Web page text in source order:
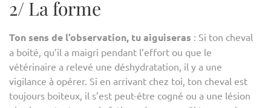
2/ La forme
Ton sens de l’observation, tu aiguiseras : Si ton cheval
a boité, qu’il a maigri pendant l’effort ou que le
vétérinaire a relevé une déshydratation, il y a une
vigilance à opérer. Si en arrivant chez toi, ton cheval est
toujours boiteux, il s’est peut-être cogné ou a une lésion